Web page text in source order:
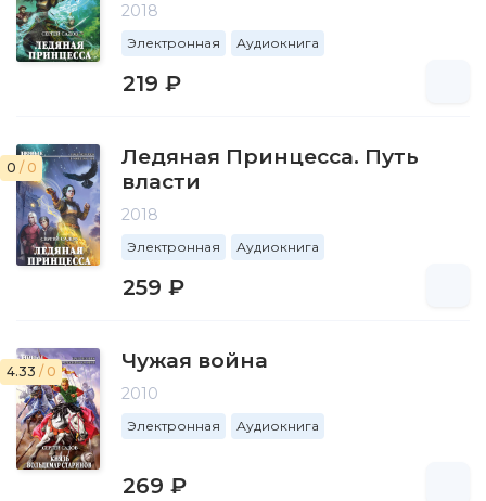
2018
Электронная Аудиокнига
219 ₽
0 / 0
Ледяная Принцесса. Путь
власти
2018
Электронная Аудиокнига
259 ₽
4.33 / 0 Чужая война
2010
Электронная Аудиокнига
269 ₽